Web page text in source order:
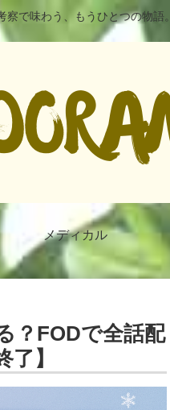
察で味わう、もうひとつの物語。
メディカル
？FODで全話配
】